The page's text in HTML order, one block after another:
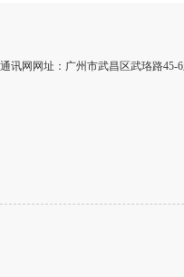
通讯网网址：广州市武昌区武珞路45-